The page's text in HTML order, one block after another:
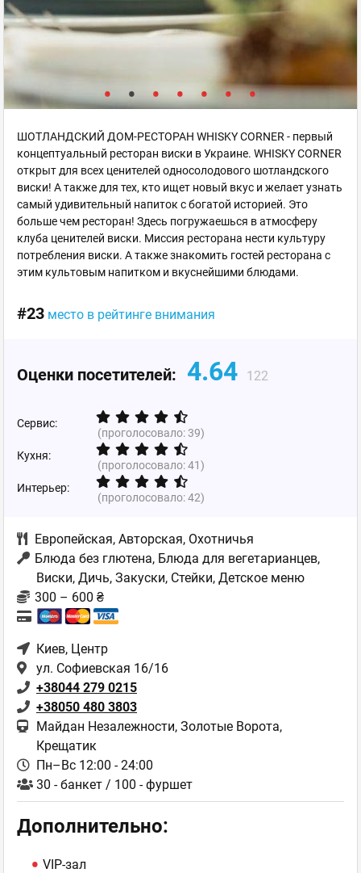
ШОТЛАНДСКИЙ ДОМ-РЕСТОРАН WHISKY CORNER - первый
концептуальный ресторан виски в Украине. WHISKY CORNER
открыт для всех ценителей односолодового шотландского
виски! А также для тех, кто ищет новый вкус и желает узнать
самый удивительный напиток с богатой историей. Это
больше чем ресторан! Здесь погружаешься в атмосферу
клуба ценителей виски. Миссия ресторана нести культуру
потребления виски. А также знакомить гостей ресторана с
этим культовым напитком и вкуснейшими блюдами.
#23 место в рейтинге внимания
Оценки посетителей: 4.64 122
Сервис:
(проголосовало:39)
Кухня:
(проголосовало:41)
Интерьер:
(проголосовало:42)
Европейская, Авторская, Охотничья
Блюда без глютена, Блюда для вегетарианцев,
Виски, Дичь, Закуски, Стейки, Детское меню
300 – 600 ₴
Киев, Центр
ул. Софиевская 16/16
+38044 279 0215
+38050 480 3803
Майдан Незалежности, Золотые Ворота,
Крещатик
Пн–Вс 12:00 - 24:00
30 - банкет / 100 - фуршет
Дополнительно:
VIP-зал